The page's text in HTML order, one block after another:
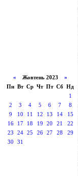
« Жовтень 2023 »
Пн Вт Ср Чт Пт Сб Нд
1
2
3 4 5 6 7
8
9
10 11 12 13 14
15
16
17 18 19 20 21
22
23
24 25 26 27 28
29
30
31